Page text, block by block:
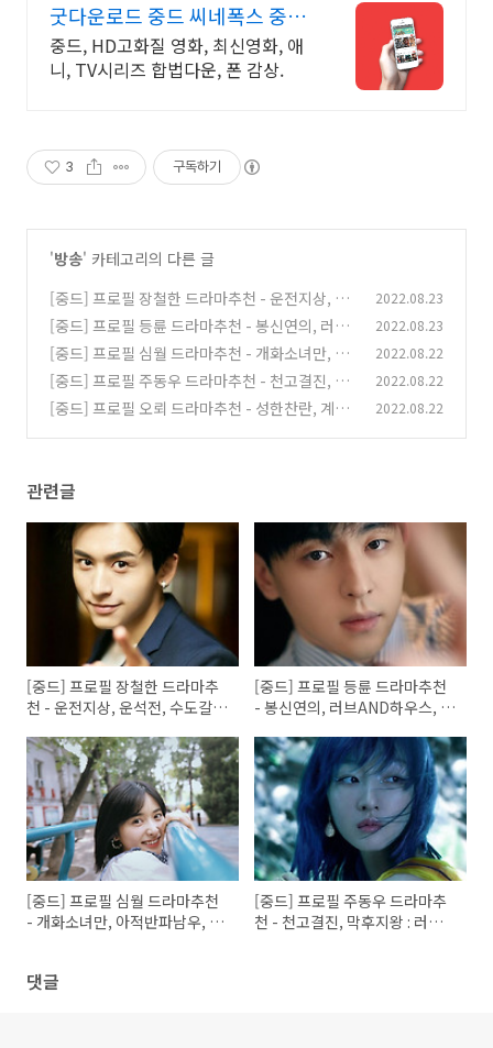
굿다운로드 중드 씨네폭스 중드
일드 30%할인
중드, HD고화질 영화, 최신영화, 애
니, TV시리즈 합법다운, 폰 감상.
3 구독하기
'방송' 카테고리의 다른 글
[중드] 프로필 장철한 드라마추천 - 운전지상, 운
석전, 수도갈망우견니, 여의방비, 산하령
(0)
2022.08.23
[중드] 프로필 등륜 드라마추천 - 봉신연의, 러브
AND하우스, 파이팅, 나의 슈퍼스타, 해당경우연
지투, 전화랑연 (0)
2022.08.23
[중드] 프로필 심월 드라마추천 - 개화소녀만, 아
적반파남우, 기지적상반장, 아친애적소결벽, 아
호희환니, 칠월여안생
(0)
2022.08.22
[중드] 프로필 주동우 드라마추천 - 천고결진, 막
후지왕 : 러브 온 에어, 우견애정적리선생, 마작
2022.08.22
[중드] 프로필 오뢰 드라마추천 - 성한찬란, 계항
2022.08.22
관련글
[중드] 프로필 장철한 드라마추
천 - 운전지상, 운석전, 수도갈망
[중드] 프로필 등륜 드라마추천
- 봉신연의, 러브AND하우스, 파
연지투, 전화랑연
[중드] 프로필 심월 드라마추천
- 개화소녀만, 아적반파남우, 기
[중드] 프로필 주동우 드라마추
천 - 천고결진, 막후지왕 : 러브
댓글